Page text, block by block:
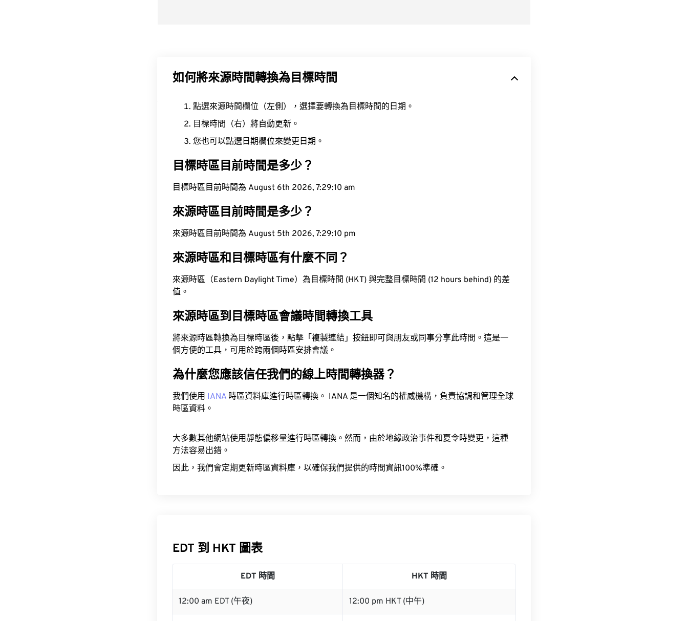
如何將來源時間轉換為目標時間
點選來源時間欄位（左側），選擇要轉換為目標時間的日期。
目標時間（右）將自動更新。
您也可以點選日期欄位來變更日期。
目標時區目前時間是多少？
目標時區目前時間為 August 6th 2026, 7:29:11 am
來源時區目前時間是多少？
來源時區目前時間為 August 5th 2026, 7:29:11 pm
來源時區和目標時區有什麼不同？
來源時區（Eastern Daylight Time）為目標時間 (HKT) 與完整目標時間 (12 hours behind) 的差
值。
來源時區到目標時區會議時間轉換工具
將來源時區轉換為目標時區後，點擊「複製連結」按鈕即可與朋友或同事分享此時間。這是一
個方便的工具，可用於跨兩個時區安排會議。
為什麼您應該信任我們的線上時間轉換器？
我們使用 IANA 時區資料庫進行時區轉換。 IANA 是一個知名的權威機構，負責協調和管理全球
時區資料。
大多數其他網站使用靜態偏移量進行時區轉換。然而，由於地緣政治事件和夏令時變更，這種
方法容易出錯。
因此，我們會定期更新時區資料庫，以確保我們提供的時間資訊100%準確。
EDT 到 HKT 圖表
EDT 時間 HKT 時間
12:00 am EDT (午夜) 12:00 pm HKT (中午)